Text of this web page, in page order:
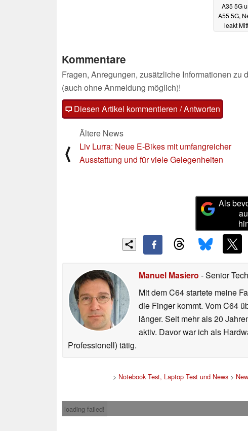
A35 5G
A55 5G,
leakt
Kommentare
Fragen, Anregungen, zusätzliche Informationen
(auch ohne Anmeldung möglich)!
Diesen Artikel kommentieren / Antworten
⟨
Ältere News
Liv Lurra: Neue E-Bikes mit umfangreicher
Ausstattung und für viele Gelegenheiten
Als
Manuel Masiero - Senior
Mit dem C64 startete meine
die Finger kommt. Vom C64
länger. Seit mehr als 20
aktiv. Davor war ich als
Professionell) tätig.
> Notebook Test, Laptop Test und News >
loading failed!